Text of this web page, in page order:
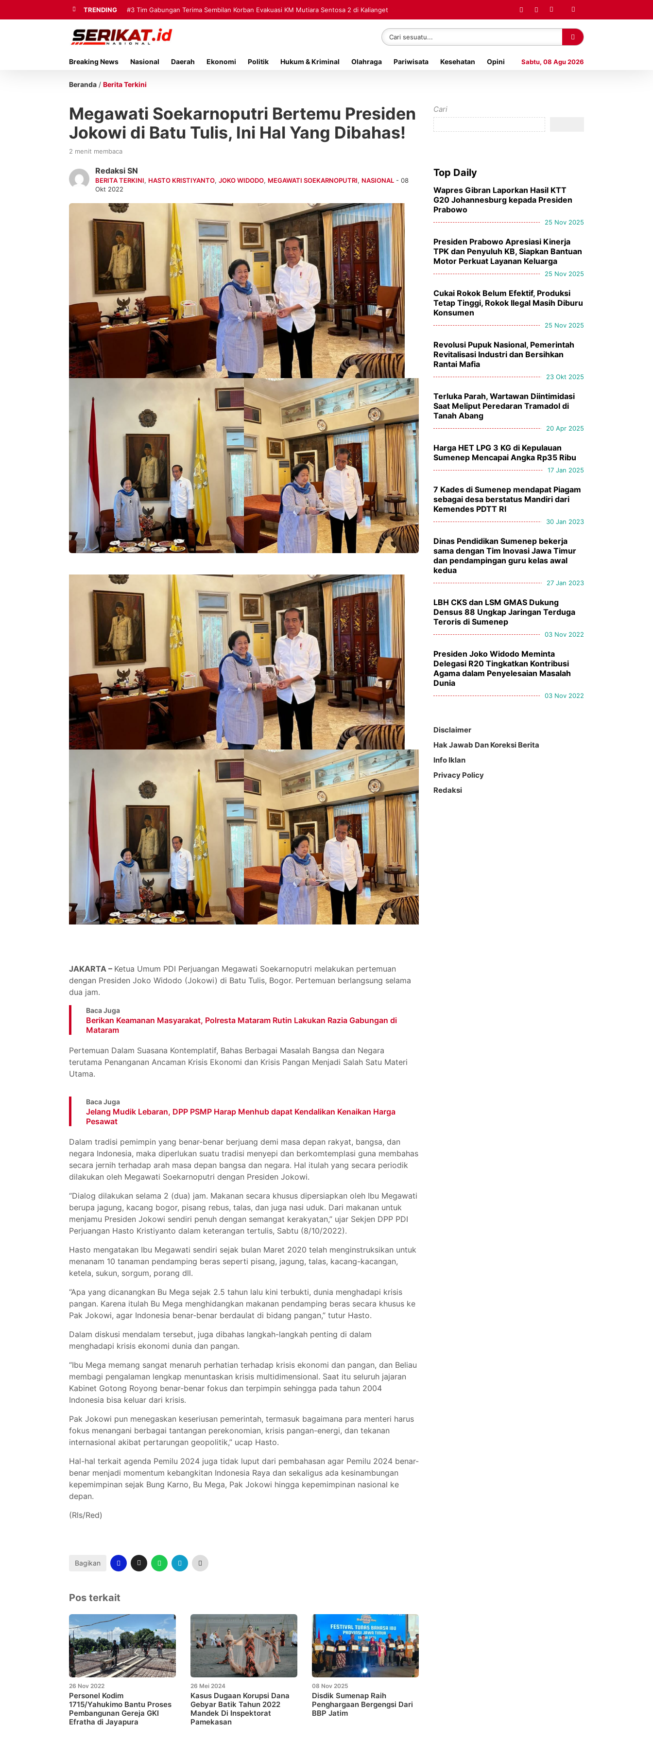
TRENDING #3 Tim Gabungan Terima Sembilan Korban Evakuasi KM Mutiara Sentosa 2 di Kalianget
Breaking News Nasional Daerah Ekonomi Politik Hukum & Kriminal Olahraga Pariwisata Kesehatan Opini Sabtu, 08 Agu 2026
Beranda / Berita Terkini
Megawati Soekarnoputri Bertemu Presiden
Jokowi di Batu Tulis, Ini Hal Yang Dibahas!
2 menit membaca
Redaksi SN
BERITA TERKINI, HASTO KRISTIYANTO,JOKO WIDODO, MEGAWATI SOEKARNOPUTRI, NASIONAL - 08
Okt 2022
JAKARTA – Ketua Umum PDI Perjuangan Megawati Soekarnoputri melakukan pertemuan
dengan Presiden Joko Widodo (Jokowi) di Batu Tulis, Bogor. Pertemuan berlangsung selama
dua jam.
Baca Juga
Berikan Keamanan Masyarakat, Polresta Mataram Rutin Lakukan Razia Gabungan di
Mataram
Pertemuan Dalam Suasana Kontemplatif, Bahas Berbagai Masalah Bangsa dan Negara
terutama Penanganan Ancaman Krisis Ekonomi dan Krisis Pangan Menjadi Salah Satu Materi
Utama.
Baca Juga
Jelang Mudik Lebaran, DPP PSMP Harap Menhub dapat Kendalikan Kenaikan Harga
Pesawat
Dalam tradisi pemimpin yang benar-benar berjuang demi masa depan rakyat, bangsa, dan
negara Indonesia, maka diperlukan suatu tradisi menyepi dan berkomtemplasi guna membahas
secara jernih terhadap arah masa depan bangsa dan negara. Hal itulah yang secara periodik
dilakukan oleh Megawati Soekarnoputri dengan Presiden Jokowi.
“Dialog dilakukan selama 2 (dua) jam. Makanan secara khusus dipersiapkan oleh Ibu Megawati
berupa jagung, kacang bogor, pisang rebus, talas, dan juga nasi uduk. Dari makanan untuk
menjamu Presiden Jokowi sendiri penuh dengan semangat kerakyatan,” ujar Sekjen DPP PDI
Perjuangan Hasto Kristiyanto dalam keterangan tertulis, Sabtu (8/10/2022).
Hasto mengatakan Ibu Megawati sendiri sejak bulan Maret 2020 telah menginstruksikan untuk
menanam 10 tanaman pendamping beras seperti pisang, jagung, talas, kacang-kacangan,
ketela, sukun, sorgum, porang dll.
“Apa yang dicanangkan Bu Mega sejak 2.5 tahun lalu kini terbukti, dunia menghadapi krisis
pangan. Karena itulah Bu Mega menghidangkan makanan pendamping beras secara khusus ke
Pak Jokowi, agar Indonesia benar-benar berdaulat di bidang pangan,” tutur Hasto.
Dalam diskusi mendalam tersebut, juga dibahas langkah-langkah penting di dalam
menghadapi krisis ekonomi dunia dan pangan.
“Ibu Mega memang sangat menaruh perhatian terhadap krisis ekonomi dan pangan, dan Beliau
membagi pengalaman lengkap menuntaskan krisis multidimensional. Saat itu seluruh jajaran
Kabinet Gotong Royong benar-benar fokus dan terpimpin sehingga pada tahun 2004
Indonesia bisa keluar dari krisis.
Pak Jokowi pun menegaskan keseriusan pemerintah, termasuk bagaimana para menteri harus
fokus menangani berbagai tantangan perekonomian, krisis pangan-energi, dan tekanan
internasional akibat pertarungan geopolitik,” ucap Hasto.
Hal-hal terkait agenda Pemilu 2024 juga tidak luput dari pembahasan agar Pemilu 2024 benar-
benar menjadi momentum kebangkitan Indonesia Raya dan sekaligus ada kesinambungan
kepemimpinan sejak Bung Karno, Bu Mega, Pak Jokowi hingga kepemimpinan nasional ke
depan.
(Rls/Red)
Bagikan
Pos terkait
26 Nov 2022
Personel Kodim
1715/Yahukimo Bantu Proses
Pembangunan Gereja GKI
Efratha di Jayapura
26 Mei 2024
Kasus Dugaan Korupsi Dana
Gebyar Batik Tahun 2022
Mandek Di Inspektorat
Pamekasan
08 Nov 2025
Disdik Sumenap Raih
Penghargaan Bergengsi Dari
BBP Jatim
Cari
Top Daily
Wapres Gibran Laporkan Hasil KTT
G20 Johannesburg kepada Presiden
Prabowo
25 Nov 2025
Presiden Prabowo Apresiasi Kinerja
TPK dan Penyuluh KB, Siapkan Bantuan
Motor Perkuat Layanan Keluarga
25 Nov 2025
Cukai Rokok Belum Efektif, Produksi
Tetap Tinggi, Rokok Ilegal Masih Diburu
Konsumen
25 Nov 2025
Revolusi Pupuk Nasional, Pemerintah
Revitalisasi Industri dan Bersihkan
Rantai Mafia
23 Okt 2025
Terluka Parah, Wartawan Diintimidasi
Saat Meliput Peredaran Tramadol di
Tanah Abang
20 Apr 2025
Harga HET LPG 3 KG di Kepulauan
Sumenep Mencapai Angka Rp35 Ribu
17 Jan 2025
7 Kades di Sumenep mendapat Piagam
sebagai desa berstatus Mandiri dari
Kemendes PDTT RI
30 Jan 2023
Dinas Pendidikan Sumenep bekerja
sama dengan Tim Inovasi Jawa Timur
dan pendampingan guru kelas awal
kedua
27 Jan 2023
LBH CKS dan LSM GMAS Dukung
Densus 88 Ungkap Jaringan Terduga
Teroris di Sumenep
03 Nov 2022
Presiden Joko Widodo Meminta
Delegasi R20 Tingkatkan Kontribusi
Agama dalam Penyelesaian Masalah
Dunia
03 Nov 2022
Disclaimer
Hak Jawab Dan Koreksi Berita
Info Iklan
Privacy Policy
Redaksi